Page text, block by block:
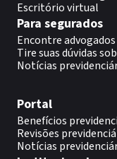
Escritório virtual
Para segurados
Encontre advogados
Tire suas dúvidas
Notícias
Portal
Benefícios
Revisões
Notícias